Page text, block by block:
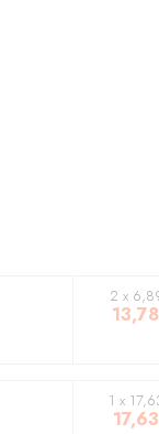
2 x
13,78
1 x
17,63